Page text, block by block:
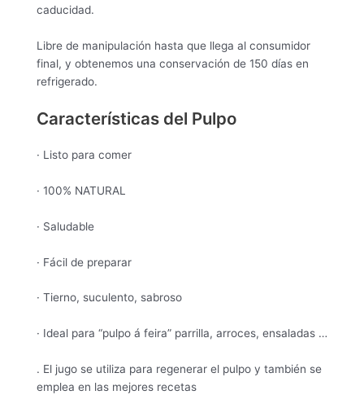
caducidad.
Libre de manipulación hasta que llega al consumidor
final, y obtenemos una conservación de 150 días en
refrigerado.
Características del Pulpo
· Listo para comer
· 100% NATURAL
· Saludable
· Fácil de preparar
· Tierno, suculento, sabroso
· Ideal para “pulpo á feira” parrilla, arroces, ensaladas …
. El jugo se utiliza para regenerar el pulpo y también se
emplea en las mejores recetas